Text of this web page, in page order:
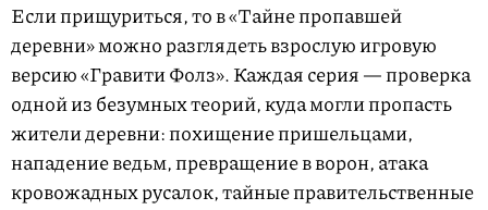
Если прищуриться, то в «Тайне пропавшей
деревни» можно разглядеть взрослую игровую
версию «Гравити Фолз». Каждая серия — проверка
одной из безумных теорий, куда могли пропасть
жители деревни: похищение пришельцами,
нападение ведьм, превращение в ворон, атака
кровожадных русалок, тайные правительственные